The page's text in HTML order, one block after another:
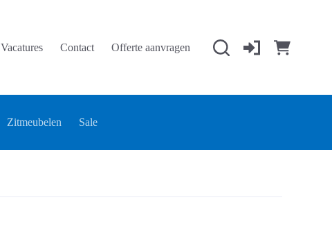
Vacatures Contact Offerte aanvragen
Zitmeubelen Sale